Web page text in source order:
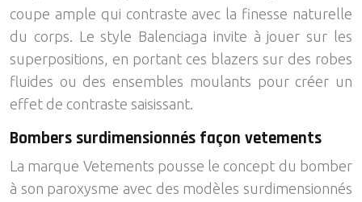
coupe ample qui contraste avec la finesse naturelle
du corps. Le style Balenciaga invite à jouer sur les
superpositions, en portant ces blazers sur des robes
fluides ou des ensembles moulants pour créer un
effet de contraste saisissant.
Bombers surdimensionnés façon vetements
La marque Vetements pousse le concept du bomber
à son paroxysme avec des modèles surdimensionnés